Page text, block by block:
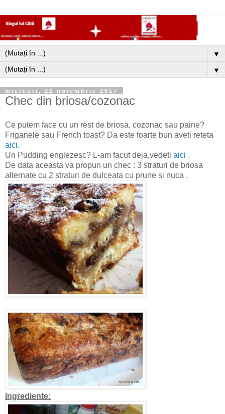
▼
▼
miercuri, 22 noiembrie 2017
Chec din briosa/cozonac
Ce putem face cu un rest de briosa, cozonac sau paine?
Friganele sau French toast? Da este foarte bun aveti reteta
aici.
Un Pudding englezesc? L-am facut deja,vedeti aici .
De data aceasta va propun un chec : 3 straturi de briosa
alternate cu 2 straturi de dulceata cu prune si nuca .
Ingrediente: